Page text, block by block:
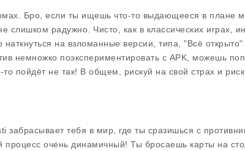
Бро, если ты ищешь что-то выдающееся в плане
слишком радужно. Чисто, как в классических играх,
на взломанные версии, типа, "Всё открыто"
немножко поэкспериментировать с APK, можешь
пойдёт не так! В общем, рискуй на свой страх и
забрасывает тебя в мир, где ты сразишься с
процесс очень динамичный! Ты бросаешь карты на